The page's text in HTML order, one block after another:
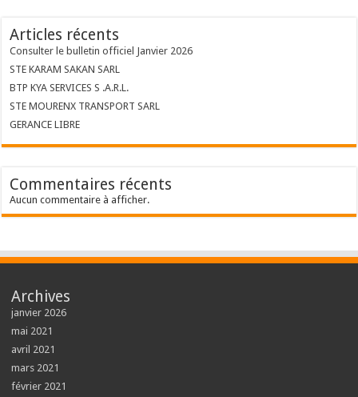
Articles récents
Consulter le bulletin officiel Janvier 2026
STE KARAM SAKAN SARL
BTP KYA SERVICES S .A.R.L.
STE MOURENX TRANSPORT SARL
GERANCE LIBRE
Commentaires récents
Aucun commentaire à afficher.
Archives
janvier 2026
mai 2021
avril 2021
mars 2021
février 2021